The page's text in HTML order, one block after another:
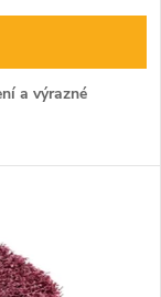
a výrazné